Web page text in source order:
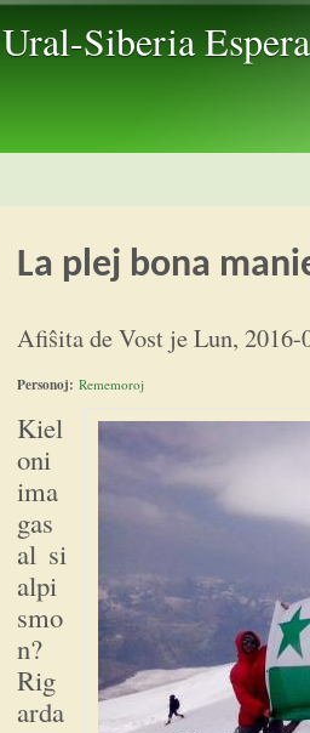
Ural-Siberia
La plej bona
Afiŝita deVost jeLun, 2016-
Personoj: Rememoroj
Kiel
oni
ima
gas
al si
alpi
smo
n?
Rig
arda